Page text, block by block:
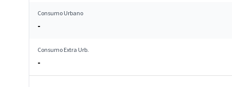
Consumo Urbano
-
Consumo Extra Urb.
-